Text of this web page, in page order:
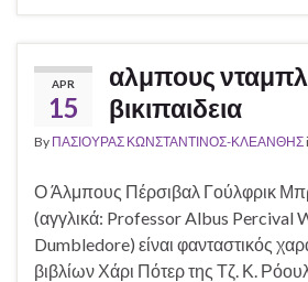
APR
15
αλμπους
βικιπαιδεια
By ΠΑΣΙΟΥΡΑΣ ΚΩΝΣΤΑΝΤΙΝΟΣ-ΚΛΕΑΝΘΗΣ
Ο Άλμπους Πέρσιβαλ Γούλφρικ
(αγγλικά: Professor Albus Percival
Dumbledore) είναι φανταστικός
βιβλίων Χάρι Πότερ της Τζ. Κ.